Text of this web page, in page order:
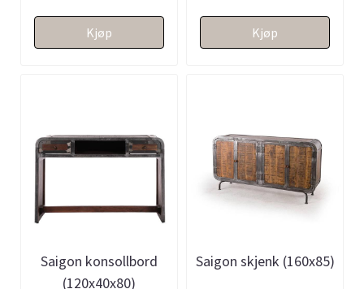
Kjøp Kjøp
Saigon konsollbord
(120x40x80)
Saigon skjenk (160x85)